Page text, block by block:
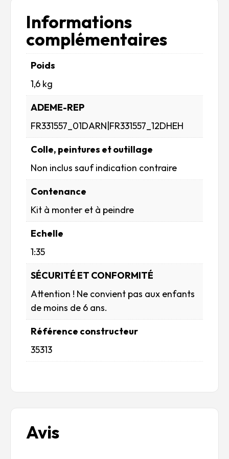
Model
Informations
complémentaires
Poids
1,6 kg
ADEME-REP
FR331557_01DARN|FR331557_12DHEH
Colle, peintures et outillage
Non inclus sauf indication contraire
Contenance
Kit à monter et à peindre
Echelle
1:35
SÉCURITÉ ET CONFORMITÉ
Attention ! Ne convient pas aux enfants
de moins de 6 ans.
Référence constructeur
35313
Avis